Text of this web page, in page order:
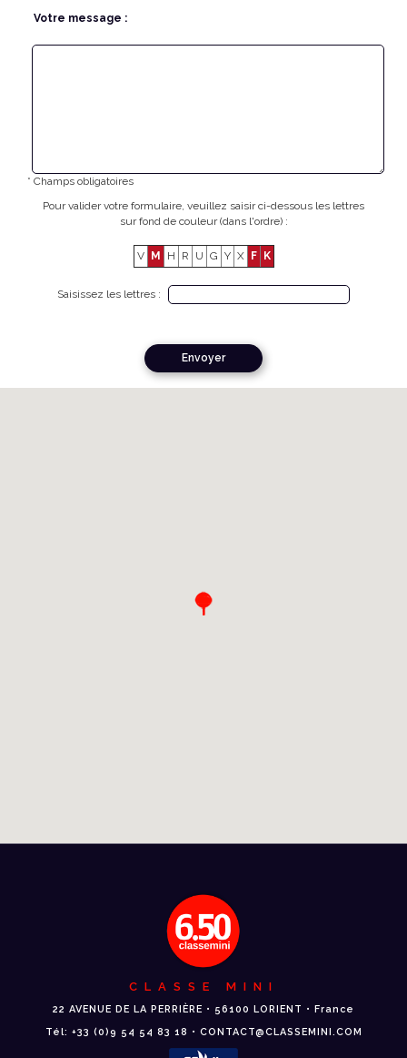
Votre message :
* Champs obligatoires
Pour valider votre formulaire, veuillez saisir ci-dessous les lettres
sur fond de couleur (dans l'ordre) :
V M H R U G Y X F K
Saisissez les lettres :
CLASSE MINI
22 AVENUE DE LA PERRIÈRE • 56100 LORIENT • France
Tél: +33 (0)9 54 54 83 18 • CONTACT@CLASSEMINI.COM